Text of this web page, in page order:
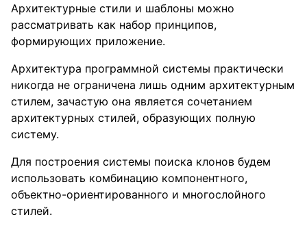
Архитектурные стили и шаблоны можно
рассматривать как набор принципов,
формирующих приложение.
Архитектура программной системы практически
никогда не ограничена лишь одним архитектурным
стилем, зачастую она является сочетанием
архитектурных стилей, образующих полную
систему.
Для построения системы поиска клонов будем
использовать комбинацию компонентного,
объектно-ориентированного и многослойного
стилей.